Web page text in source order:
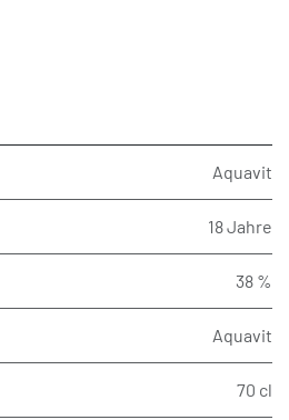
Aquavit
18 Jahre
38 %
Aquavit
70 cl